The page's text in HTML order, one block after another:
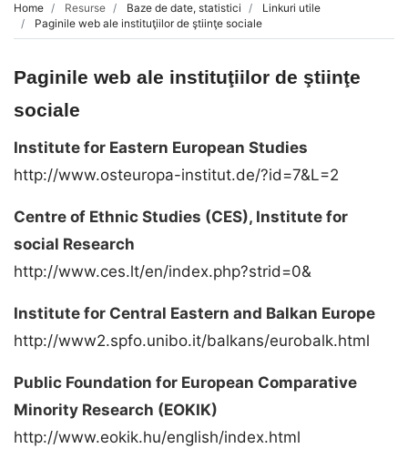
Home Resurse Baze de date, statistici
Linkuri utile
Paginile web ale instituţiilor de ştiinţe sociale
Paginile web ale instituţiilor de ştiinţe
sociale
Institute for Eastern European Studies
http://www.osteuropa-institut.de/?id=7&L=2
Centre of Ethnic Studies (CES), Institute for
social Research
http://www.ces.lt/en/index.php?strid=0&
Institute for Central Eastern and Balkan Europe
http://www2.spfo.unibo.it/balkans/eurobalk.html
Public Foundation for European Comparative
Minority Research (EOKIK)
http://www.eokik.hu/english/index.html